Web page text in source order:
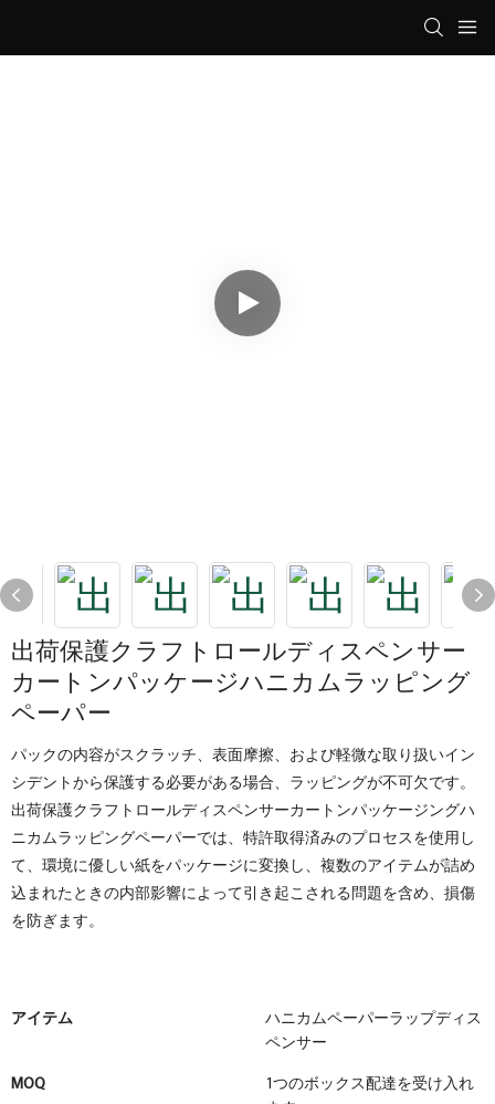
出荷保護クラフトロールディスペンサー
カートンパッケージハニカムラッピング
ペーパー
パックの内容がスクラッチ、表面摩擦、および軽微な取り扱いイン
シデントから保護する必要がある場合、ラッピングが不可欠です。
出荷保護クラフトロールディスペンサーカートンパッケージングハ
ニカムラッピングペーパーでは、特許取得済みのプロセスを使用し
て、環境に優しい紙をパッケージに変換し、複数のアイテムが詰め
込まれたときの内部影響によって引き起こされる問題を含め、損傷
を防ぎます。
アイテム
ハニカムペーパーラップディス
ペンサー
MOQ
1つのボックス配達を受け入れ